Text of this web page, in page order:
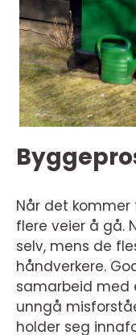
Når det
flere veier å gå.
selv, mens de
håndverkere.
samarbeid med
unngå
holder seg